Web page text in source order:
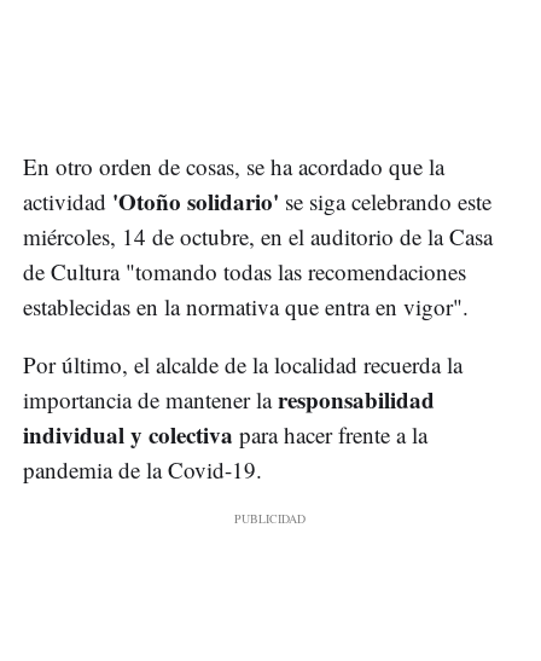
En otro orden de cosas, se ha acordado que la
actividad 'Otoño solidario' se siga celebrando este
miércoles, 14 de octubre, en el auditorio de la Casa
de Cultura "tomando todas las recomendaciones
establecidas en la normativa que entra en vigor".
Por último, el alcalde de la localidad recuerda la
importancia de mantener laresponsabilidad
individual y colectiva para hacer frente a la
pandemia de la Covid-19.